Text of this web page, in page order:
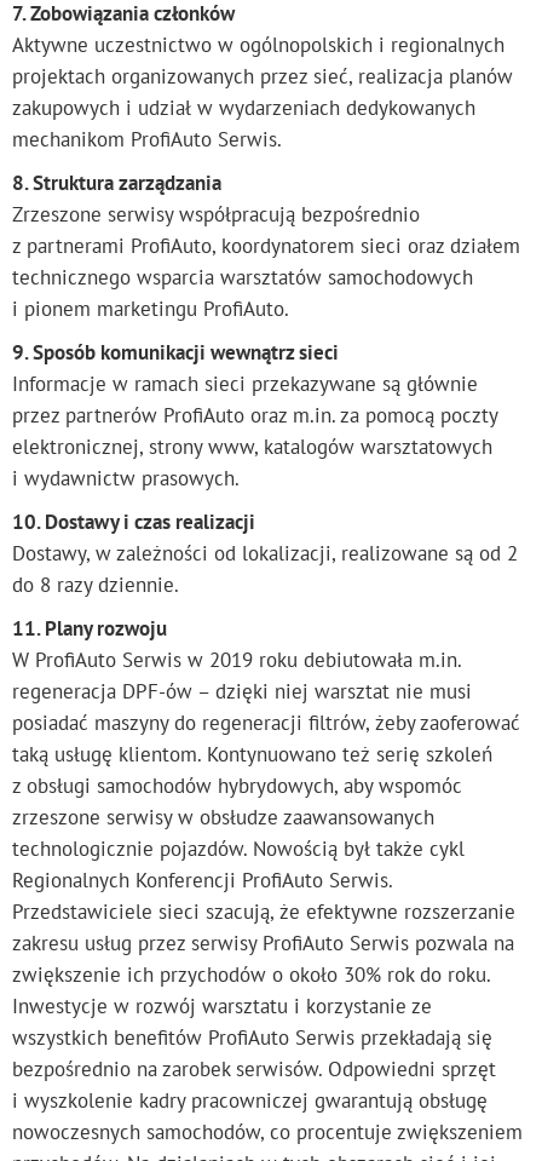
7. Zobowiązania członków
Aktywne uczestnictwo w ogólnopolskich i regionalnych
projektach organizowanych przez sieć, realizacja planów
zakupowych i udział w wydarzeniach dedykowanych
mechanikom ProfiAuto Serwis.
8. Struktura zarządzania
Zrzeszone serwisy współpracują bezpośrednio
z partnerami ProfiAuto, koordynatorem sieci oraz działem
technicznego wsparcia warsztatów samochodowych
i pionem marketingu ProfiAuto.
9. Sposób komunikacji wewnątrz sieci
Informacje w ramach sieci przekazywane są głównie
przez partnerów ProfiAuto oraz m.in. za pomocą poczty
elektronicznej, strony www, katalogów warsztatowych
i wydawnictw prasowych.
10. Dostawy i czas realizacji
Dostawy, w zależności od lokalizacji, realizowane są od 2
do 8 razy dziennie.
11. Plany rozwoju
W ProfiAuto Serwis w 2019 roku debiutowała m.in.
regeneracja DPF-ów – dzięki niej warsztat nie musi
posiadać maszyny do regeneracji filtrów, żeby zaoferować
taką usługę klientom. Kontynuowano też serię szkoleń
z obsługi samochodów hybrydowych, aby wspomóc
zrzeszone serwisy w obsłudze zaawansowanych
technologicznie pojazdów. Nowością był także cykl
Regionalnych Konferencji ProfiAuto Serwis.
Przedstawiciele sieci szacują, że efektywne rozszerzanie
zakresu usług przez serwisy ProfiAuto Serwis pozwala na
zwiększenie ich przychodów o około 30% rok do roku.
Inwestycje w rozwój warsztatu i korzystanie ze
wszystkich benefitów ProfiAuto Serwis przekładają się
bezpośrednio na zarobek serwisów. Odpowiedni sprzęt
i wyszkolenie kadry pracowniczej gwarantują obsługę
nowoczesnych samochodów, co procentuje zwiększeniem